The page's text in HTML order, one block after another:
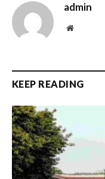
admin
Website
KEEP READING